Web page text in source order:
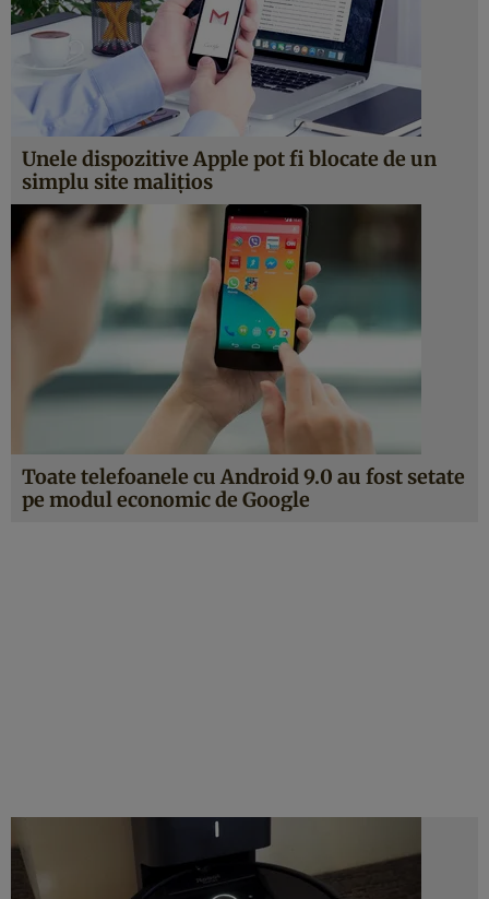
Unele dispozitive Apple pot fi blocate de un
simplu site maliţios
Toate telefoanele cu Android 9.0 au fost setate
pe modul economic de Google